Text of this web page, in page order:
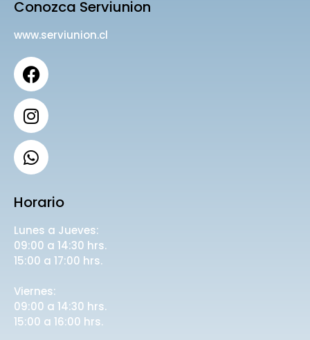
Conozca Serviunion
www.serviunion.cl
Horario
Lunes a Jueves:
09:00 a 14:30 hrs.
15:00 a 17:00 hrs.
Viernes:
09:00 a 14:30 hrs.
15:00 a 16:00 hrs.